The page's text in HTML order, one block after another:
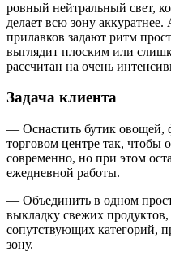
ровный нейтральный свет,
делает всю зону
прилавков задают ритм
выглядит плоским или
рассчитан на очень
Задача клиента
— Оснастить бутик овощей,
торговом центре так, чтобы
современно, но при этом
ежедневной работы.
— Объединить в одном
выкладку свежих
сопутствующих категорий,
зону.